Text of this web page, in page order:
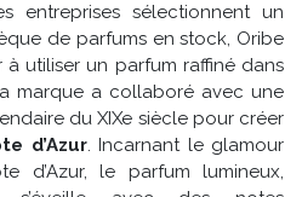
entreprises sélectionnent un
de parfums en stock, Oribe
utiliser un parfum raffiné dans
marque a collaboré avec une
du XIXe siècle pour créer
d’Azur. Incarnant le glamour
d’Azur, le parfum lumineux,